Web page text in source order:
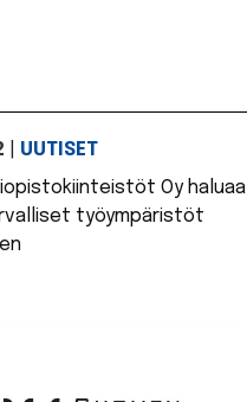
UUTISET
Oy haluaa
työympäristöt